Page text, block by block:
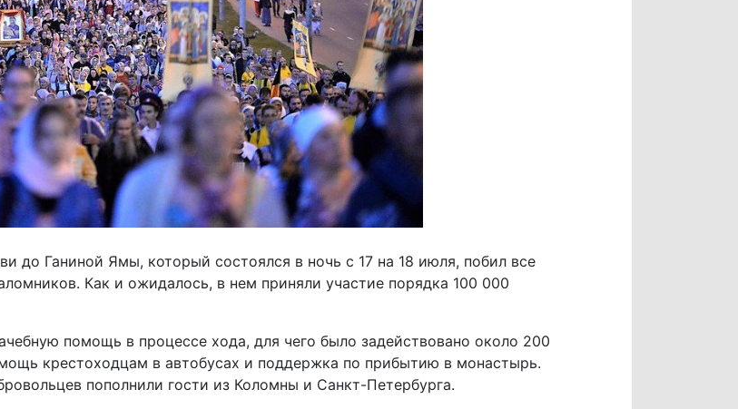
до Ганиной Ямы, который состоялся в ночь с 17 на 18 июля, побил все
Как и ожидалось, в нем приняли участие порядка 100 000
помощь в процессе хода, для чего было задействовано около 200
крестоходцам в автобусах и поддержка по прибытию в монастырь.
пополнили гости из Коломны и Санкт-Петербурга.